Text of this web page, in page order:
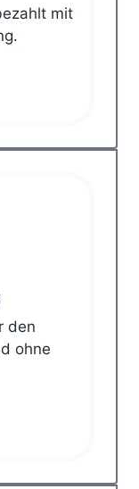
mit
den
ohne